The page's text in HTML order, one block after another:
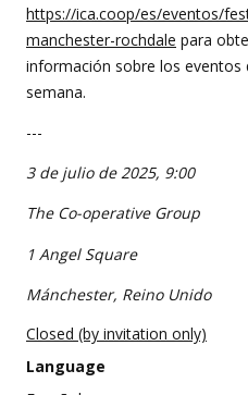
https://ica.coop/es/eventos/
manchester-rochdale para
información sobre los eventos
semana.
---
3 de julio de 2025, 9:00
The Co-operative Group
1 Angel Square
Mánchester, Reino Unido
Closed (by invitation only)
Language